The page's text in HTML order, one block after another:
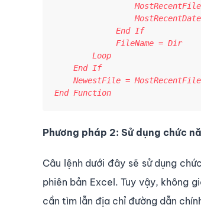
             End If
             FileName = Dir
        Loop
    End If
    NewestFile = MostRecentFile
End Function
Phương pháp 2: Sử dụng chức
Câu lệnh dưới đây sẽ sử dụng
phiên bản Excel. Tuy vậy, không
cần tìm lẫn địa chỉ đường dẫn